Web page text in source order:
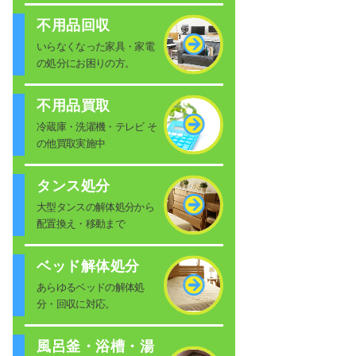
不用品回収
いらなくなった家具・家電
の処分にお困りの方。
不用品買取
冷蔵庫・洗濯機・テレビ そ
の他買取実施中
タンス処分
大型タンスの解体処分から
配置換え・移動まで
ベッド解体処分
あらゆるベッドの解体処
分・回収に対応。
風呂釜・浴槽・湯